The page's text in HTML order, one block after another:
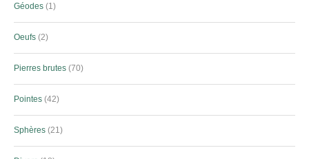
Géodes 1
Oeufs 2
Pierres brutes 70
Pointes 42
Sphères 21